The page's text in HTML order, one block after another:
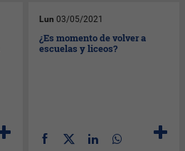
Lun 03/05/2021
¿Es momento de volver a
escuelas y liceos?